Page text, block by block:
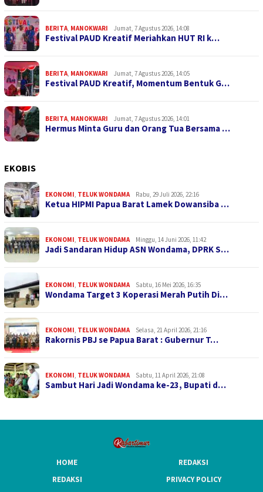
BERITA, MANOKWARI Jumat, 7 Agustus 2026, 14:08
Festival PAUD Kreatif Meriahkan HUT RI k…
BERITA, MANOKWARI Jumat, 7 Agustus 2026, 14:05
Festival PAUD Kreatif, Momentum Bentuk G…
BERITA, MANOKWARI Jumat, 7 Agustus 2026, 14:01
Hermus Minta Guru dan Orang Tua Bersama …
EKOBIS
EKONOMI, TELUK WONDAMA Rabu, 29 Juli 2026, 22:16
Ketua HIPMI Papua Barat Lamek Dowansiba …
EKONOMI, TELUK WONDAMA Minggu, 14 Juni 2026, 11:42
Jadi Sandaran Hidup ASN Wondama, DPRK S…
EKONOMI, TELUK WONDAMA Sabtu, 16 Mei 2026, 16:35
Wondama Target 3 Koperasi Merah Putih Di…
EKONOMI, TELUK WONDAMA Selasa, 21 April 2026, 21:16
Rakornis PBJ se Papua Barat : Gubernur T…
EKONOMI, TELUK WONDAMA Sabtu, 11 April 2026, 21:08
Sambut Hari Jadi Wondama ke-23, Bupati d…
HOME
REDAKSI
REDAKSI
PRIVACY POLICY